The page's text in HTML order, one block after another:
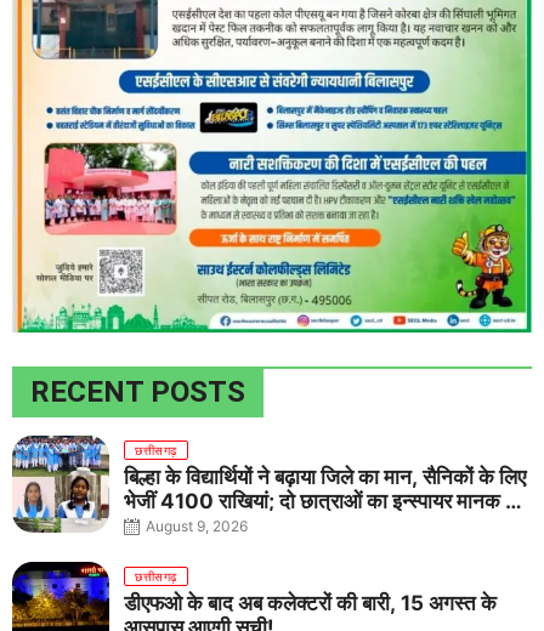
RECENT POSTS
छत्तीसगढ़
बिल्हा के विद्यार्थियों ने बढ़ाया जिले का मान, सैनिकों के लिए
भेजीं 4100 राखियां; दो छात्राओं का इन्स्पायर मानक में
राष्ट्रीय चयन
August 9, 2026
छत्तीसगढ़
डीएफओ के बाद अब कलेक्टरों की बारी, 15 अगस्त के